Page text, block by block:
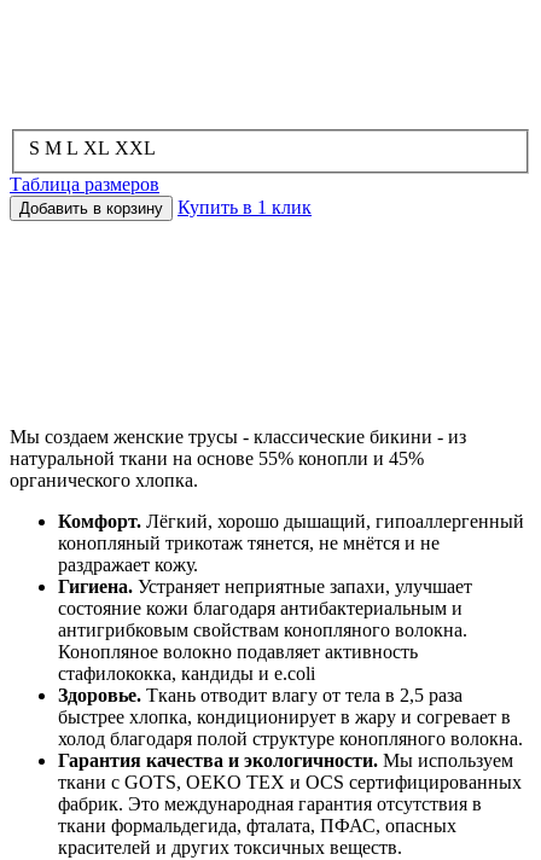
S M L XL XXL
Таблица размеров
Добавить в корзину Купить в 1 клик
Мы создаем женские трусы - классические бикини - из
натуральной ткани на основе 55% конопли и 45%
органического хлопка.
Комфорт. Лёгкий, хорошо дышащий, гипоаллергенный
конопляный трикотаж тянется, не мнётся и не
раздражает кожу.
Гигиена. Устраняет неприятные запахи, улучшает
состояние кожи благодаря антибактериальным и
антигрибковым свойствам конопляного волокна.
Конопляное волокно подавляет активность
стафилококка, кандиды и e.coli
Здоровье. Ткань отводит влагу от тела в 2,5 раза
быстрее хлопка, кондиционирует в жару и согревает в
холод благодаря полой структуре конопляного волокна.
Гарантия качества и экологичности. Мы используем
ткани с GOTS, OEKO TEX и OCS сертифицированных
фабрик. Это международная гарантия отсутствия в
ткани формальдегида, фталата, ПФАС, опасных
красителей и других токсичных веществ.